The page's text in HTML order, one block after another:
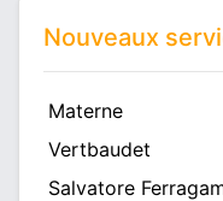
Nouveaux
Materne
Vertbaudet
Salvatore